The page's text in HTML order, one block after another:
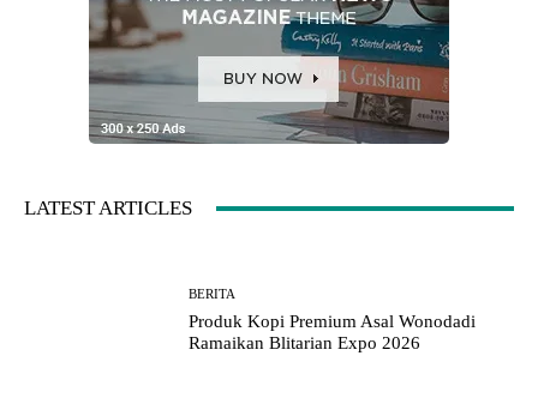
LATEST ARTICLES
BERITA
Produk Kopi Premium Asal Wonodadi
Ramaikan Blitarian Expo 2026